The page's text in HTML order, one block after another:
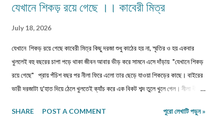
যেখানে শিকড় রয়ে গেছে ।। কাবেরী মিত্র
July 18, 2026
যেখানে শিকড় রয়ে গেছে কাবেরী মিত্র কিছু দরজা শুধু কাঠের হয় না, স্মৃতির ও হয় একবার
খুললেই বহু বছরের চাপা পড়ে থাকা জীবন আবার ভীড় করে সামনে এসে দাঁড়ায় "যেখানে শিকড়
রয়ে গেছে" প্রায় পঁচিশ বছর পর নীলা ফিরে এলো তার ছেড়ে যাওয়া শিকড়ের কাছে। বাইরের
ভারী দরজাটা দু'হাত দিয়ে ঠেলে খুলতেই ক্যাঁচ করে এক বিকট শব্দ তুলে খুলে গেল। নীলা ধীরে
থমকে দাঁড়িয়ে আছে। আজও একইভাবে দাঁড়িয়ে আছে উঠোনের একধারে নিজে থেকে বেড়ে
SHARE POST A COMMENT পুরো লেখাটি পড়ুন »